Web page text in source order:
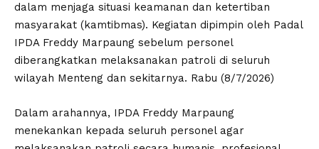
dalam menjaga situasi keamanan dan ketertiban
masyarakat (kamtibmas). Kegiatan dipimpin oleh Padal
IPDA Freddy Marpaung sebelum personel
diberangkatkan melaksanakan patroli di seluruh
wilayah Menteng dan sekitarnya. Rabu (8/7/2026)
Dalam arahannya, IPDA Freddy Marpaung
menekankan kepada seluruh personel agar